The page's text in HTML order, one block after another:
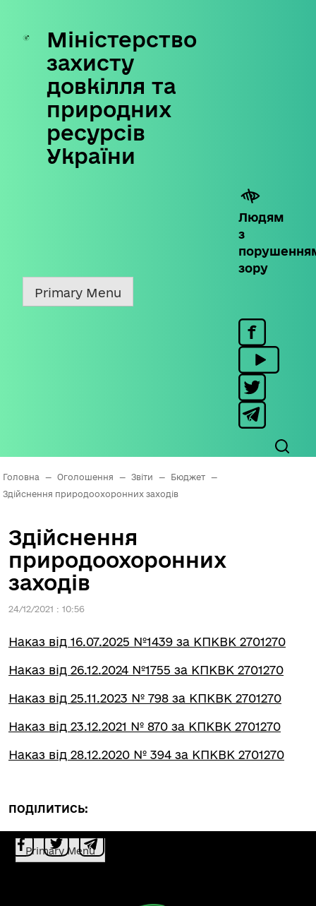
Skip
content
Міністерство
захисту
довкілля та
природних
ресурсів
України
Людям
з
зору
Primary Menu
Головна — Оголошення — Звіти — Бюджет
—
Здійснення природоохоронних заходів
Здійснення
природоохоронних
заходів
24/12/2021 : 10:56
Наказ від 16.07.2025 №1439 за КПКВК 2701270
Наказ від 26.12.2024 №1755 за КПКВК 2701270
Наказ від 25.11.2023 № 798 за КПКВК 2701270
Наказ від 23.12.2021 № 870 за КПКВК 2701270
Наказ від 28.12.2020 № 394 за КПКВК 2701270
ПОДІЛИТИСЬ:
Primary Menu